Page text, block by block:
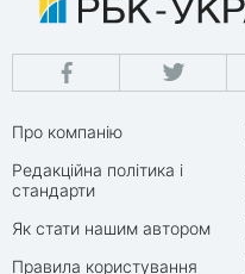
Про компанію
Редакційна політика і
стандарти
Як стати нашим автором
Правила користування